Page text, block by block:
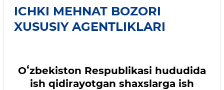
ICHKI MEHNAT BOZORI
XUSUSIY AGENTLIKLARI
Oʻzbekiston Respublikasi hududida
ish qidirayotgan shaxslarga ish